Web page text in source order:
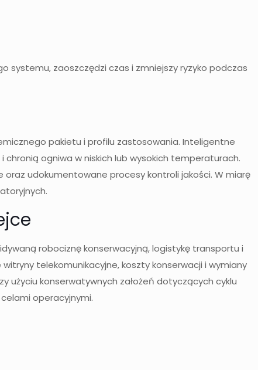
systemu, zaoszczędzi czas i zmniejszy ryzyko podczas
pakietu i profilu zastosowania. Inteligentne
chronią ogniwa w niskich lub wysokich temperaturach.
udokumentowane procesy kontroli jakości. W miarę
robociznę konserwacyjną, logistykę transportu i
telekomunikacyjne, koszty konserwacji i wymiany
użyciu konserwatywnych założeń dotyczących cyklu
operacyjnymi.